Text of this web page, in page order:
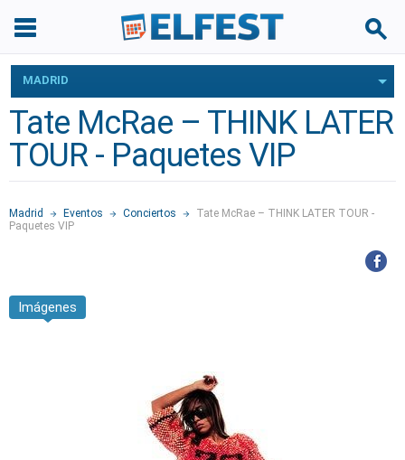
MADRID
Tate McRae – THINK LATER
TOUR - Paquetes VIP
Madrid Eventos Conciertos
Tate McRae – THINK LATER TOUR -
Paquetes VIP
Imágenes